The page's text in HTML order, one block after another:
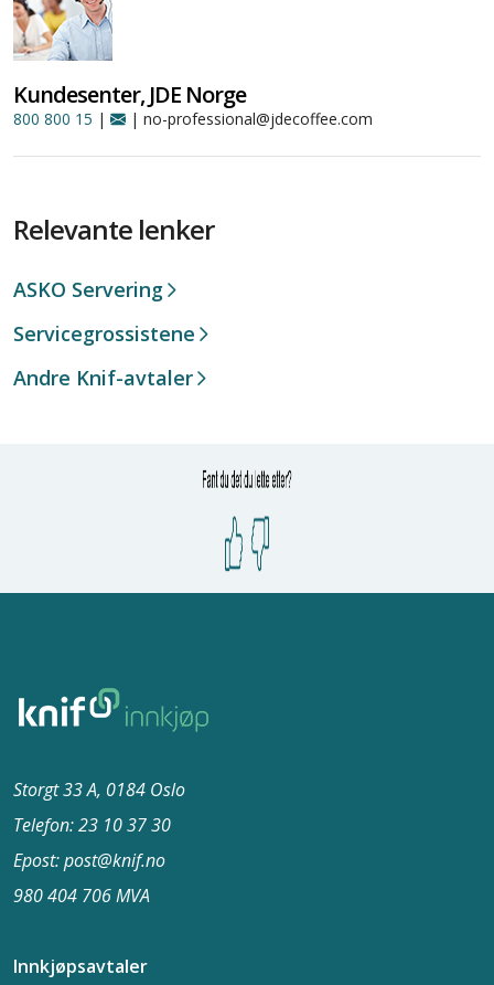
Kundesenter, JDE Norge
800 800 15 | | no-professional@jdecoffee.com
Relevante lenker
ASKO Servering
Servicegrossistene
Andre Knif-avtaler
Storgt 33 A, 0184 Oslo
Telefon: 23 10 37​ 30
Epost: post@knif.no
980 404 706 MVA
Innkjøpsavtaler